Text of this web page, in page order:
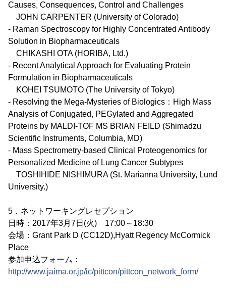
Causes, Consequences, Control and Challenges
JOHN CARPENTER (University of Colorado)
- Raman Spectroscopy for Highly Concentrated Antibody
Solution in Biopharmaceuticals
CHIKASHI OTA (HORIBA, Ltd.)
- Recent Analytical Approach for Evaluating Protein
Formulation in Biopharmaceuticals
KOHEI TSUMOTO (The University of Tokyo)
- Resolving the Mega-Mysteries of Biologics：High Mass
Analysis of Conjugated, PEGylated and Aggregated
Proteins by MALDI-TOF MS BRIAN FEILD (Shimadzu
Scientific Instruments, Columbia, MD)
- Mass Spectrometry-based Clinical Proteogenomics for
Personalized Medicine of Lung Cancer Subtypes
TOSHIHIDE NISHIMURA (St. Marianna University, Lund
University.)
5．ネットワーキングレセプション
日時：2017年3月7日(火) 17:00～18:30
会場：Grant Park D (CC12D),Hyatt Regency McCormick
Place
参加申込フォーム：
http://www.jaima.or.jp/ic/pittcon/pittcon_network_form/